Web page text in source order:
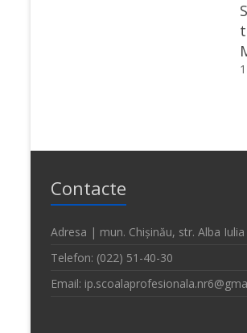
Contacte
Adresa | mun. Chișinău, str. Alba
Telefon: (022) 51-40-30
Email: